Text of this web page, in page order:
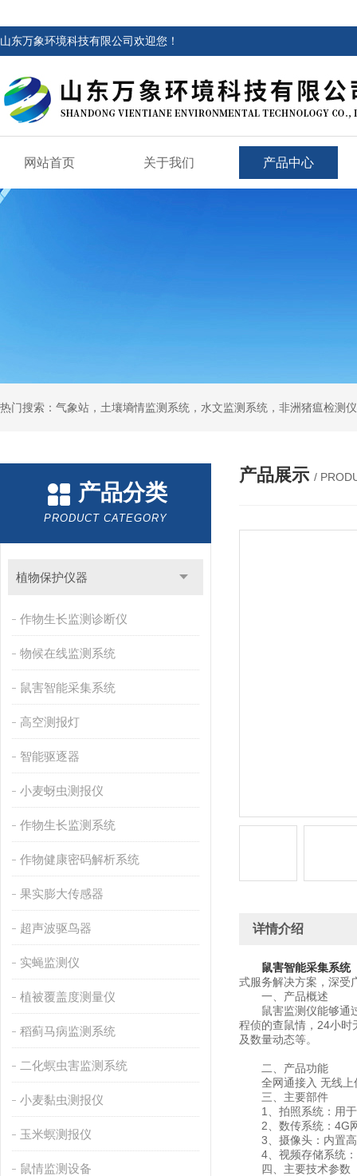
山东万象环境科技有限公司欢迎您！
网站首页 关于我们 产品中心
热门搜索：气象站，土壤墒情监测系统，水文监测系统，非洲猪瘟检测
产品分类
PRODUCT CATEGORY
植物保护仪器
作物生长监测诊断仪
物候在线监测系统
鼠害智能采集系统
高空测报灯
智能驱逐器
小麦蚜虫测报仪
作物生长监测系统
作物健康密码解析系统
果实膨大传感器
超声波驱鸟器
实蝇监测仪
植被覆盖度测量仪
稻蓟马病监测系统
二化螟虫害监测系统
小麦黏虫测报仪
玉米螟测报仪
鼠情监测设备
产品展示 /
详情介绍
鼠害智能采集系统
式服务解决方案，深受
一、产品概述
鼠害监测仪能够通过
程侦的查鼠情，24小时
及数量动态等。
二、产品功能
全网通接入 无线上
三、主要部件
1、拍照系统：用于
2、数传系统：4G网
3、摄像头：内置高
4、视频存储系统：
四、主要技术参数